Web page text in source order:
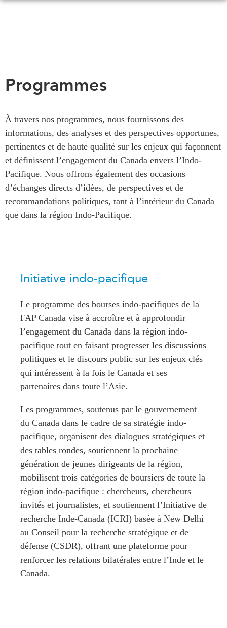
CANADA-EN-ASIE
À PROPOS DE
NOUS
Ce que nous faisons
Qui nous sommes
Joignez-vous à nous
Transparence
Toutes les publications
Asie du Nord
Asie du Sud
Commerce avec l’Asie
CPTPP Portal
Bourses
Auteurs
PROGRAMMES
Initiative indo-pacifique
Dialogues et tables rondes
Centre sur les minéraux
critiques du Canada et de
l’Indo-Pacifique
Enjeux émergents
Missions commerciales
Le Partenariat APEC-
Canada pour la croissance
des entreprises
Asie
Virtual
CCEA
MÉDIAS
Dans l'actualité
Podcast Archive
PUBLICATIONS
Observatoire Asie
Perspectives
Dépêches
Rapports et notes de
synthèse
Réflexions stratégiques
Études de cas
Sondages
Séries spéciales
Pleins feux
NOTRE RÉSEAU DE
SITES WEB
Programme d’études Asie-
Pacifique
Investment Monitor
Projet APEC-Canada pour
Programmes
À travers nos programmes, nous fournissons des
informations, des analyses et des perspectives opportunes,
pertinentes et de haute qualité sur les enjeux qui façonnent
et définissent l’engagement du Canada envers l’Indo-
Pacifique. Nous offrons également des occasions
d’échanges directs d’idées, de perspectives et de
recommandations politiques, tant à l’intérieur du Canada
que dans la région Indo-Pacifique.
Initiative indo-pacifique
Le programme des bourses indo-pacifiques de la
FAP Canada vise à accroître et à approfondir
l’engagement du Canada dans la région indo-
pacifique tout en faisant progresser les discussions
politiques et le discours public sur les enjeux clés
qui intéressent à la fois le Canada et ses
partenaires dans toute l’Asie.
Les programmes, soutenus par le gouvernement
du Canada dans le cadre de sa stratégie indo-
pacifique, organisent des dialogues stratégiques et
des tables rondes, soutiennent la prochaine
génération de jeunes dirigeants de la région,
mobilisent trois catégories de boursiers de toute la
région indo-pacifique : chercheurs, chercheurs
invités et journalistes, et soutiennent l’Initiative de
recherche Inde-Canada (ICRI) basée à New Delhi
au Conseil pour la recherche stratégique et de
défense (CSDR), offrant une plateforme pour
renforcer les relations bilatérales entre l’Inde et le
Canada.